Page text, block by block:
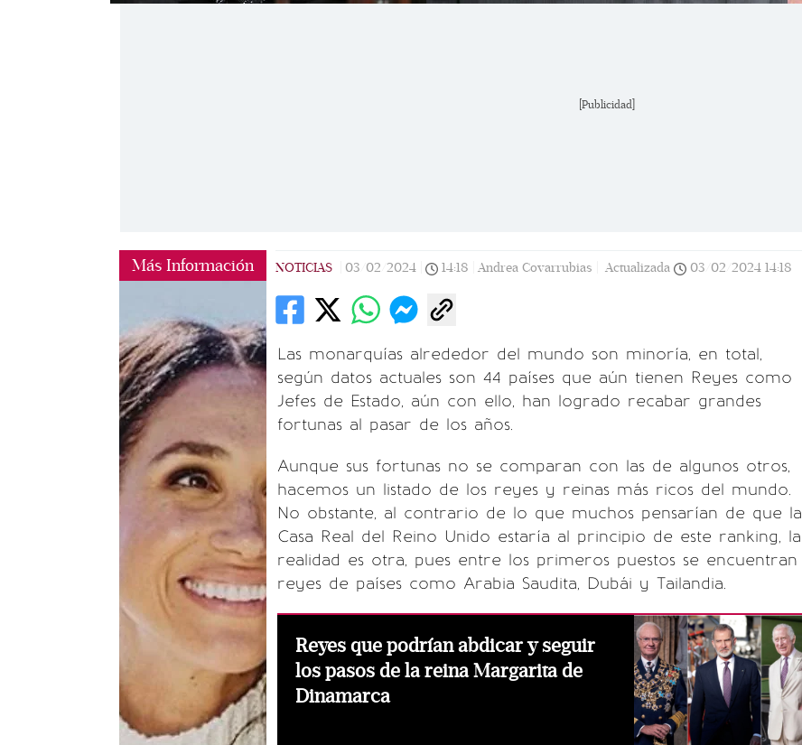
[Publicidad]
Más Información NOTICIAS 03/02/2024 14:18 Andrea Covarrubias | Actualizada 03/02/2024 14:18
Las monarquías alrededor del mundo son minoría, en total,
según datos actuales son 44 países que aún tienen Reyes como
Jefes de Estado, aún con ello, han logrado recabar grandes
fortunas al pasar de los años.
Aunque sus fortunas no se comparan con las de algunos otros,
hacemos un listado de los reyes y reinas más ricos del mundo.
No obstante, al contrario de lo que muchos pensarían de que la
Casa Real del Reino Unido estaría al principio de este ranking, la
realidad es otra, pues entre los primeros puestos se encuentran
reyes de países como Arabia Saudita, Dubái y Tailandia.
Reyes que podrían abdicar y seguir
los pasos de la reina Margarita de
Dinamarca